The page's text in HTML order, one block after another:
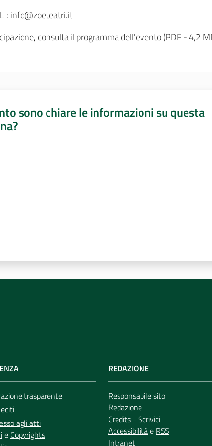
: info@zoeteatri.it
consulta il programma dell'evento(PDF-4,2
sono chiare le informazioni su questa
trasparente
agli atti
e Copyrights
REDAZIONE
Responsabile sito
Redazione
Credits - Scrivici
Accessibilitàe RSS
Intranet